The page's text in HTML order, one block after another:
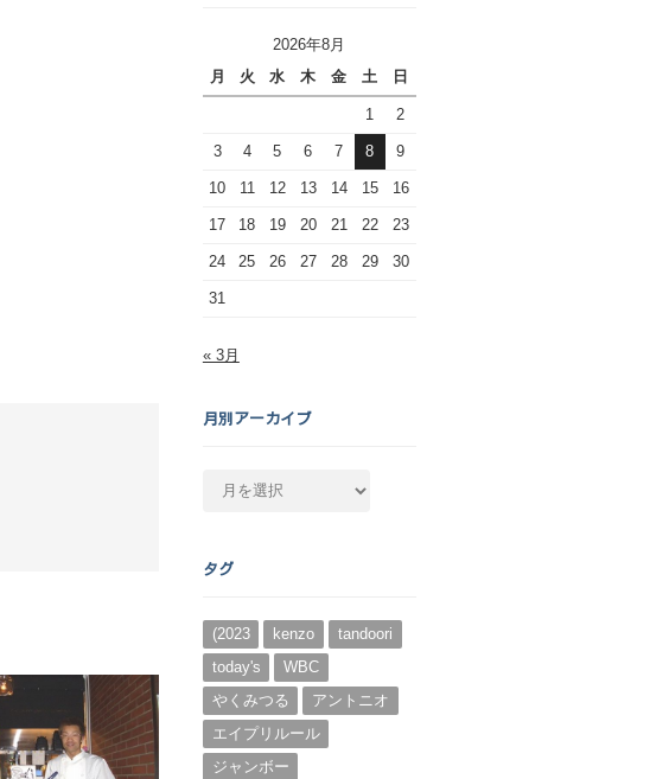
2026年8月
月
火 水 木 金 土 日
1 2
3 4 5 6 7 8 9
10 11 12 13 14 15 16
17 18 19 20 21 22 23
24 25 26 27 28 29 30
31
« 3月
月別アーカイブ
カ
ブ
タグ
(2023 kenzo
tandoori
today's
WBC
やくみつる
アントニオ
エイプリルール
ジャンボー